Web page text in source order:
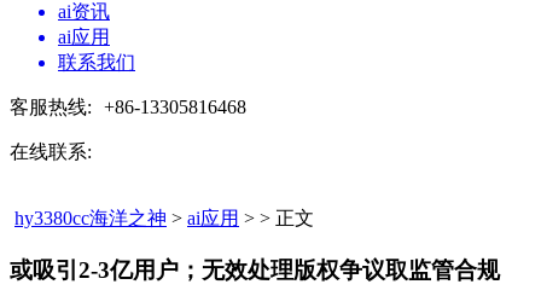
ai资讯
ai应用
联系我们
客服热线: +86-13305816468
在线联系:
hy3380cc海洋之神 > ai应用 > > 正文
或吸引2-3亿用户；无效处理版权争议取监管合规​